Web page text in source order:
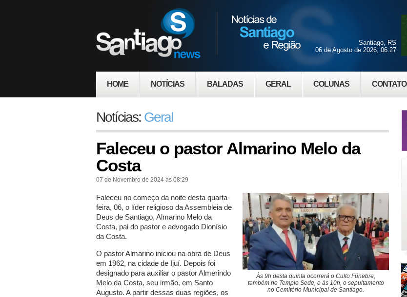
HOME NOTÍCIAS BALADAS GERAL COLUNAS CONTATO
Santiago, RS
06 de Agosto de 2026, 06:27
Notícias: Geral
Faleceu o pastor Almarino Melo da
Costa
07 de Novembro de 2024 às 08:29
Às 9h desta quinta ocorrerá o Culto Fúnebre,
também no Templo Sede, e às 10h, o sepultamento
no Cemitério Municipal de Santiago.
Faleceu no começo da noite desta quarta-
feira, 06, o líder religioso da Assembleia de
Deus de Santiago, Almarino Melo da
Costa, pai do pastor e advogado Dionísio
da Costa.
O pastor Almarino iniciou na obra de Deus
em 1962, na cidade de Ijuí. Depois foi
designado para auxiliar o pastor Almerindo
Melo da Costa, seu irmão, em Santo
Augusto. A partir dessas duas regiões, os